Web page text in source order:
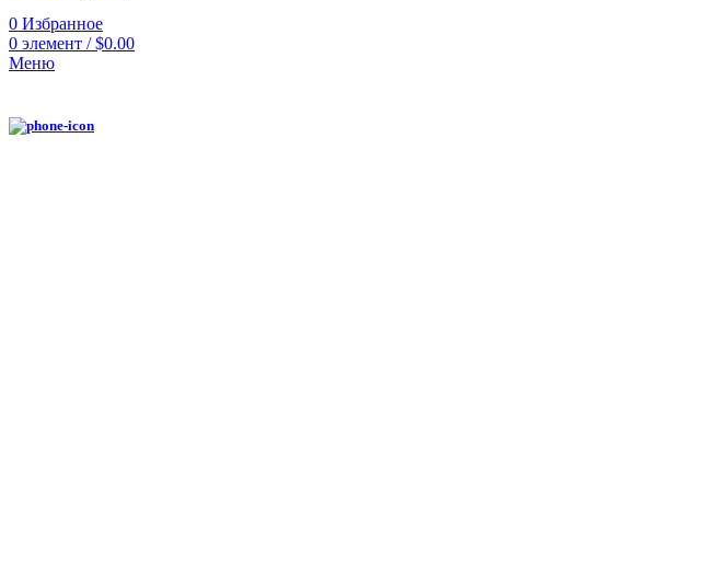
0 Избранное
0 элемент / $0.00
Меню